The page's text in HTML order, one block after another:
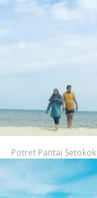
Potret Pantai Setokok